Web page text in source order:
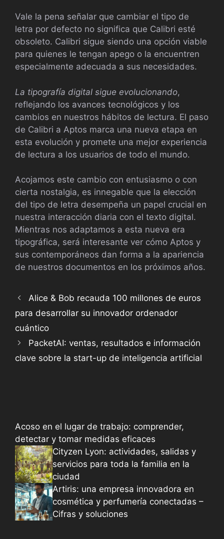
Vale la pena señalar que cambiar el tipo de
letra por defecto no significa que Calibri esté
obsoleto. Calibri sigue siendo una opción viable
para quienes le tengan apego o la encuentren
especialmente adecuada a sus necesidades.
La tipografía digital sigue evolucionando,
reflejando los avances tecnológicos y los
cambios en nuestros hábitos de lectura. El paso
de Calibri a Aptos marca una nueva etapa en
esta evolución y promete una mejor experiencia
de lectura a los usuarios de todo el mundo.
Acojamos este cambio con entusiasmo o con
cierta nostalgia, es innegable que la elección
del tipo de letra desempeña un papel crucial en
nuestra interacción diaria con el texto digital.
Mientras nos adaptamos a esta nueva era
tipográfica, será interesante ver cómo Aptos y
sus contemporáneos dan forma a la apariencia
de nuestros documentos en los próximos años.
Alice & Bob recauda 100 millones de euros
para desarrollar su innovador ordenador
cuántico
PacketAI: ventas, resultados e información
clave sobre la start-up de inteligencia artificial
Acoso en el lugar de trabajo: comprender,
detectar y tomar medidas eficaces
Cityzen Lyon: actividades, salidas y
servicios para toda la familia en la
ciudad
Artiris: una empresa innovadora en
cosmética y perfumería conectadas –
Cifras y soluciones